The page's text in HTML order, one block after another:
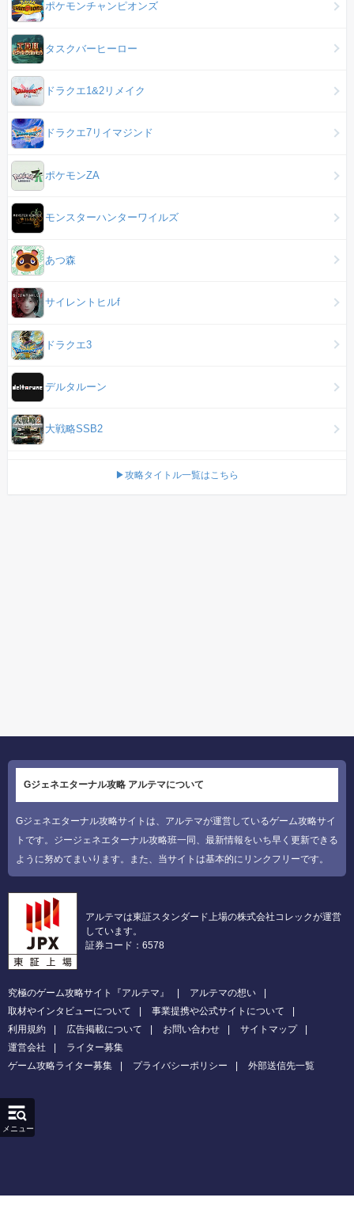
ポケモンチャンピオンズ
タスクバーヒーロー
ドラクエ1&2リメイク
ドラクエ7リイマジンド
ポケモンZA
モンスターハンターワイルズ
あつ森
サイレントヒルf
ドラクエ3
デルタルーン
大戦略SSB2
▶攻略タイトル一覧はこちら
Gジェネエターナル攻略 アルテマについて
Gジェネエターナル攻略サイトは、アルテマが運営しているゲーム攻略サイ
トです。ジージェネエターナル攻略班一同、最新情報をいち早く更新できる
ように努めてまいります。また、当サイトは基本的にリンクフリーです。
アルテマは東証スタンダード上場の株式会社コレックが運営
しています。
証券コード：6578
究極のゲーム攻略サイト『アルテマ』
アルテマの想い
取材やインタビューについて
事業提携や公式サイトについて
利用規約
広告掲載について お問い合わせ
サイトマップ
運営会社
ライター募集
ゲーム攻略ライター募集
プライバシーポリシー 外部送信先一覧
メニュー